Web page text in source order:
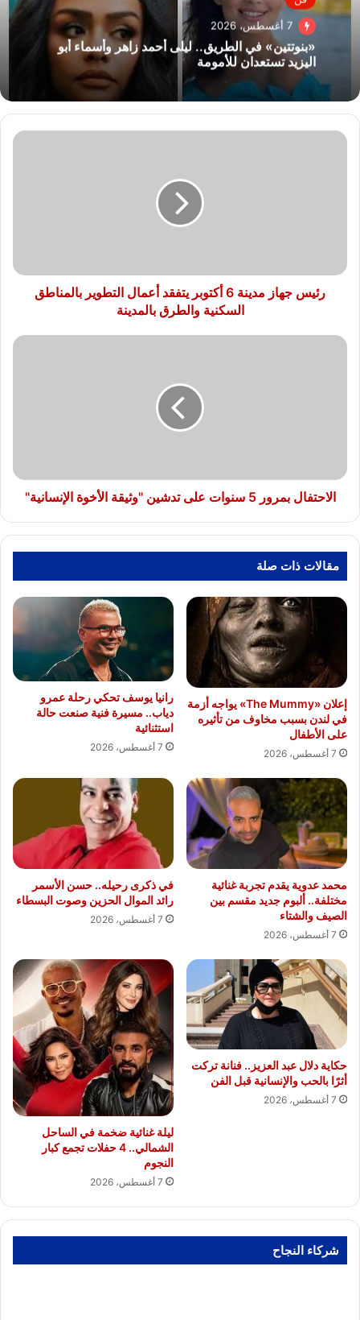
7 أغسطس، 2026
«بنوتتين» في الطريق.. ليلى أحمد زاهر وأسماء أبو
اليزيد تستعدان للأمومة
رئيس
بالمناطق
السكنية
رئيس جهاز مدينة 6 أكتوبر يتفقد أعمال التطوير بالمناطق
السكنية والطرق بالمدينة
الاحتفال
الإنسانية"
الاحتفال بمرور 5 سنوات على تدشين "وثيقة الأخوة الإنسانية"
مقالات ذات صلة
إعلان «The Mummy» يواجه أزمة
في لندن بسبب مخاوف من تأثيره
على الأطفال
7 أغسطس، 2026
رانيا يوسف تحكي رحلة عمرو
دياب.. مسيرة فنية صنعت حالة
استثنائية
7 أغسطس، 2026
محمد عدوية يقدم تجربة غنائية
مختلفة.. ألبوم جديد مقسم بين
الصيف والشتاء
7 أغسطس، 2026
في ذكرى رحيله.. حسن الأسمر
رائد الموال الحزين وصوت البسطاء
7 أغسطس، 2026
حكاية دلال عبد العزيز.. فنانة تركت
أثرًا بالحب والإنسانية قبل الفن
7 أغسطس، 2026
ليلة غنائية ضخمة في الساحل
الشمالي.. 4 حفلات تجمع كبار
النجوم
7 أغسطس، 2026
شركاء النجاح